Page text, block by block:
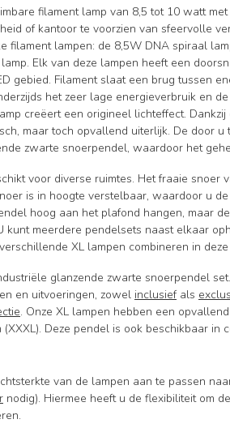
filament lamp van 8,5 tot 10 watt
of kantoor te voorzien van sfeervolle
filament lampen: de 8,5W DNA spiraal
Elk van deze lampen heeft een
gebied. Filament slaat een brug tussen
het zeer lage energieverbruik en
creëert een origineel lichteffect.
maar toch opvallend uiterlijk. De door
zwarte snoerpendel, waardoor het
voor diverse ruimtes. Het fraaie snoer
is in hoogte verstelbaar, waardoor u
hoog aan het plafond hangen, maar
kunt meerdere pendelsets naast elkaar
XL lampen combineren in
glanzende zwarte snoerpendel
en uitvoeringen, zowel inclusiefals
. Onze XL lampen hebben een
(XXXL). Deze pendel is ook beschikbaar in
van de lampen aan te passen
nodig). Hiermee heeft u de flexibiliteit om